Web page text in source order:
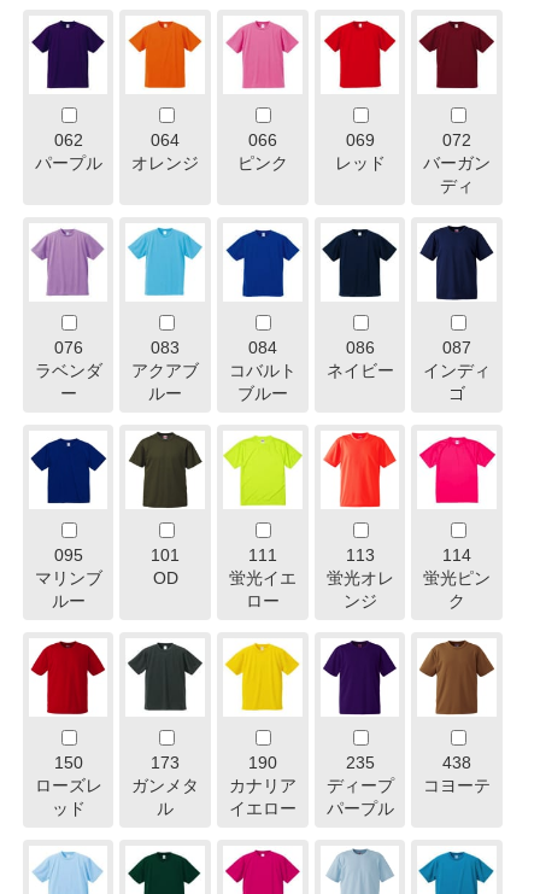
062
パープル
064
オレンジ
066
ピンク
069
レッド
072
バーガン
ディ
076
ラベンダ
ー
083
アクアブ
ルー
084
コバルト
ブルー
086
ネイビー
087
インディ
ゴ
095
マリンブ
ルー
101
OD
111
蛍光イエ
ロー
113
蛍光オレ
ンジ
114
蛍光ピン
ク
150
ローズレ
ッド
173
ガンメタ
ル
190
カナリア
イエロー
235
ディープ
パープル
438
コヨーテ